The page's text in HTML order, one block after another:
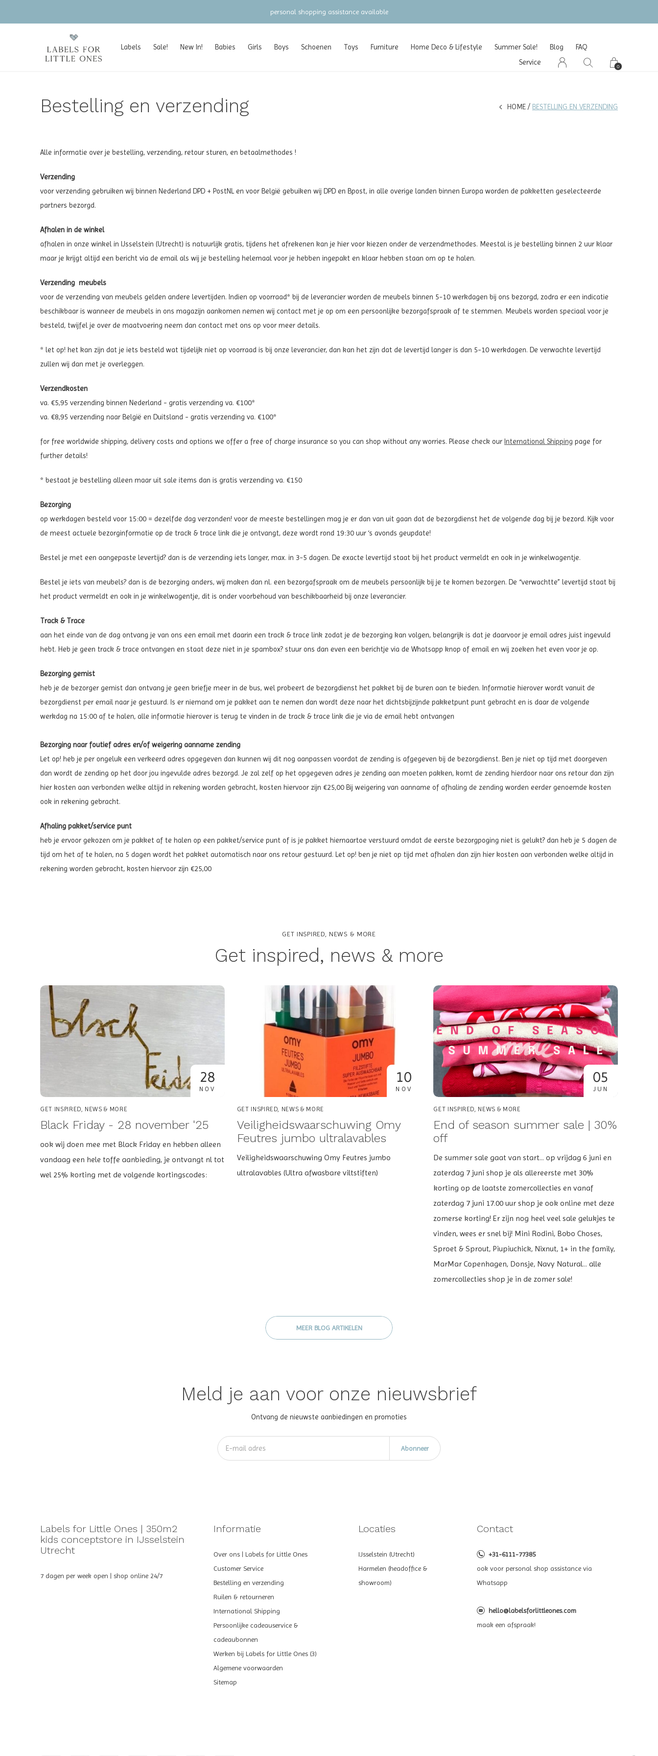
Labels Sale! New In! Babies Girls Boys Schoenen Toys Furniture Home Deco & Lifestyle Summer Sale! Blog
FAQ
Service
0
gratis verzending vanaf €100 (NL/BE/DE)
Bestelling en verzending HOME BESTELLING EN VERZENDING
Alle informatie over je bestelling, verzending, retour sturen, en betaalmethodes !
Verzending
voor verzending gebruiken wij binnen Nederland DPD + PostNL en voor België gebuiken wij DPD en Bpost, in alle overige landen binnen Europa worden de pakketten geselecteerde
partners bezorgd.
Afhalen in de winkel
afhalen in onze winkel in IJsselstein (Utrecht) is natuurlijk gratis, tijdens het afrekenen kan je hier voor kiezen onder de verzendmethodes. Meestal is je bestelling binnen 2 uur klaar
maar je krijgt altijd een bericht via de email als wij je bestelling helemaal voor je hebben ingepakt en klaar hebben staan om op te halen.
Verzending meubels
voor de verzending van meubels gelden andere levertijden. Indien op voorraad* bij de leverancier worden de meubels binnen 5-10 werkdagen bij ons bezorgd, zodra er een indicatie
beschikbaar is wanneer de meubels in ons magazijn aankomen nemen wij contact met je op om een persoonlijke bezorgafspraak af te stemmen. Meubels worden speciaal voor je
besteld, twijfel je over de maatvoering neem dan contact met ons op voor meer details.
* let op! het kan zijn dat je iets besteld wat tijdelijk niet op voorraad is bij onze leverancier, dan kan het zijn dat de levertijd langer is dan 5-10 werkdagen. De verwachte levertijd
zullen wij dan met je overleggen.
Verzendkosten
va. €5,95 verzending binnen Nederland - gratis verzending va. €100*
va. €8,95 verzending naar België en Duitsland - gratis verzending va. €100*
for free worldwide shipping, delivery costs and options we offer a free of charge insurance so you can shop without any worries. Please check our International Shipping page for
further details!
* bestaat je bestelling alleen maar uit sale items dan is gratis verzending va. €150
Bezorging
op werkdagen besteld voor 15:00 = dezelfde dag verzonden! voor de meeste bestellingen mag je er dan van uit gaan dat de bezorgdienst het de volgende dag bij je bezord. Kijk voor
de meest actuele bezorginformatie op de track & trace link die je ontvangt, deze wordt rond 19:30 uur ‘s avonds geupdate!
Bestel je met een aangepaste levertijd? dan is de verzending iets langer, max. in 3-5 dagen. De exacte levertijd staat bij het product vermeldt en ook in je winkelwagentje.
Bestel je iets van meubels? dan is de bezorging anders, wij maken dan nl. een bezorgafspraak om de meubels persoonlijk bij je te komen bezorgen. De “verwachtte” levertijd staat bij
het product vermeldt en ook in je winkelwagentje, dit is onder voorbehoud van beschikbaarheid bij onze leverancier.
Track & Trace
aan het einde van de dag ontvang je van ons een email met daarin een track & trace link zodat je de bezorging kan volgen, belangrijk is dat je daarvoor je email adres juist ingevuld
hebt. Heb je geen track & trace ontvangen en staat deze niet in je spambox? stuur ons dan even een berichtje via de Whatsapp knop of email en wij zoeken het even voor je op.
Bezorging gemist
heb je de bezorger gemist dan ontvang je geen briefje meer in de bus, wel probeert de bezorgdienst het pakket bij de buren aan te bieden. Informatie hierover wordt vanuit de
bezorgdienst per email naar je gestuurd. Is er niemand om je pakket aan te nemen dan wordt deze naar het dichtsbijzijnde pakketpunt punt gebracht en is daar de volgende
werkdag na 15:00 af te halen, alle informatie hierover is terug te vinden in de track & trace link die je via de email hebt ontvangen
Bezorging naar foutief adres en/of weigering aanname zending
Let op! heb je per ongeluk een verkeerd adres opgegeven dan kunnen wij dit nog aanpassen voordat de zending is afgegeven bij de bezorgdienst. Ben je niet op tijd met doorgeven
dan wordt de zending op het door jou ingevulde adres bezorgd. Je zal zelf op het opgegeven adres je zending aan moeten pakken, komt de zending hierdoor naar ons retour dan zijn
hier kosten aan verbonden welke altijd in rekening worden gebracht, kosten hiervoor zijn €25,00 Bij weigering van aanname of afhaling de zending worden eerder genoemde kosten
ook in rekening gebracht.
Afhaling pakket/service punt
heb je ervoor gekozen om je pakket af te halen op een pakket/service punt of is je pakket hiernaartoe verstuurd omdat de eerste bezorgpoging niet is gelukt? dan heb je 5 dagen de
tijd om het af te halen, na 5 dagen wordt het pakket automatisch naar ons retour gestuurd. Let op! ben je niet op tijd met afhalen dan zijn hier kosten aan verbonden welke altijd in
rekening worden gebracht, kosten hiervoor zijn €25,00
GET INSPIRED, NEWS & MORE
Get inspired, news & more
28
NOV
GET INSPIRED, NEWS & MORE
Black Friday - 28 november '25
ook wij doen mee met Black Friday en hebben alleen
vandaag een hele toffe aanbieding, je ontvangt nl tot
wel 25% korting met de volgende kortingscodes:
10
NOV
GET INSPIRED, NEWS & MORE
Veiligheidswaarschuwing Omy
Feutres jumbo ultralavables
Veiligheidswaarschuwing Omy Feutres jumbo
ultralavables (Ultra afwasbare viltstiften)
05
JUN
GET INSPIRED, NEWS & MORE
End of season summer sale | 30%
off
De summer sale gaat van start... op vrijdag 6 juni en
zaterdag 7 juni shop je als allereerste met 30%
korting op de laatste zomercollecties en vanaf
zaterdag 7 juni 17.00 uur shop je ook online met deze
zomerse korting! Er zijn nog heel veel sale gelukjes te
vinden, wees er snel bij! Mini Rodini, Bobo Choses,
Sproet & Sprout, Piupiuchick, Nixnut, 1+ in the family,
MarMar Copenhagen, Donsje, Navy Natural... alle
zomercollecties shop je in de zomer sale!
MEER BLOG ARTIKELEN
Meld je aan voor onze nieuwsbrief
Ontvang de nieuwste aanbiedingen en promoties
Abonneer
Labels for Little Ones | 350m2
kids conceptstore in IJsselstein
Utrecht
7 dagen per week open | shop online 24/7
Informatie
Over ons | Labels for Little Ones
Customer Service
Bestelling en verzending
Ruilen & retourneren
International Shipping
Persoonlijke cadeauservice &
cadeaubonnen
Werken bij Labels for Little Ones (3)
Algemene voorwaarden
Sitemap
Locaties
IJsselstein (Utrecht)
Harmelen (headoffice &
showroom)
Contact
+31-6111-77385
ook voor personal shop assistance via
Whatsapp
hello@labelsforlittleones.com
maak een afspraak!